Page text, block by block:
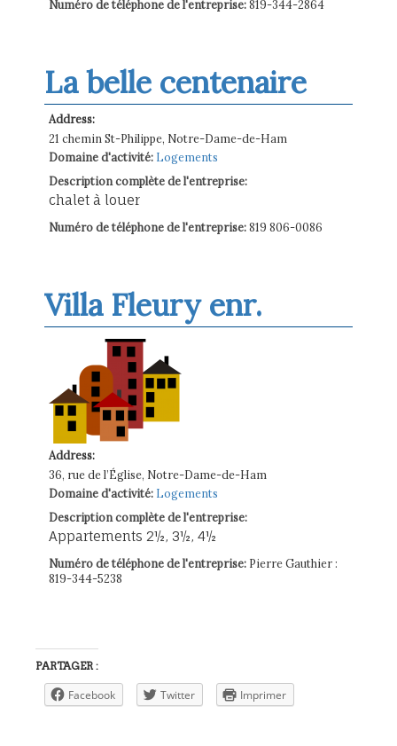
Numéro de téléphone de l'entreprise:819-344-2864
La belle centenaire
Address:
21 chemin St-Philippe, Notre-Dame-de-Ham
Domaine d'activité: Logements
Description complète de l'entreprise:
chalet à louer
Numéro de téléphone de l'entreprise:819 806-0086
Villa Fleury enr.
Address:
36, rue de l’Église, Notre-Dame-de-Ham
Domaine d'activité: Logements
Description complète de l'entreprise:
Appartements 2½, 3½, 4½
Numéro de téléphone de l'entreprise: Pierre Gauthier :
819-344-5238
PARTAGER :
Facebook Twitter Imprimer